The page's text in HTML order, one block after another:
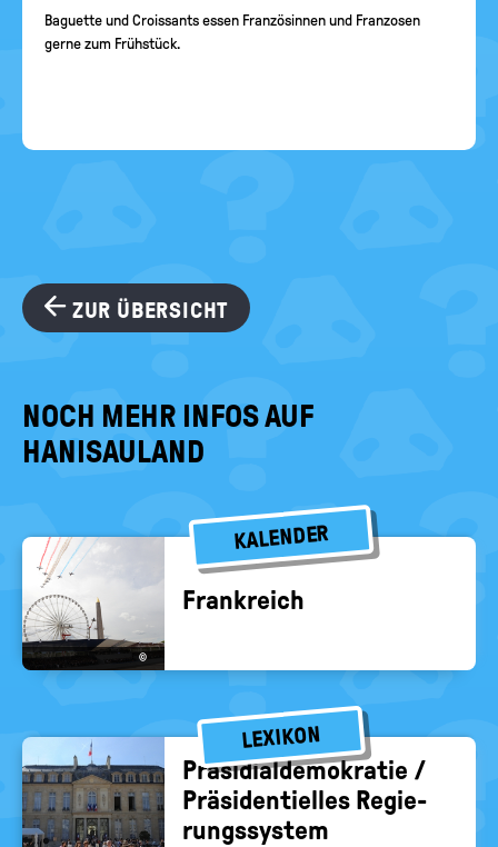
Baguette und Croissants essen Französinnen und Franzosen
gerne zum Frühstück.
ZUR ÜBERSICHT
NOCH MEHR INFOS AUF
HANISAULAND
KALENDER
©
Frank­reich
LEXIKON
Prä­si­di­al­de­mo­kra­tie /
Prä­si­den­ti­el­les Re­gie­
rungs­sys­tem